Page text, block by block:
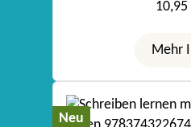
10,95
Mehr
Neu